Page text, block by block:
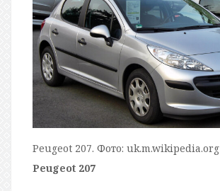
Peugeot 207. Фото: uk.m.wikipedia.org
Peugeot 207